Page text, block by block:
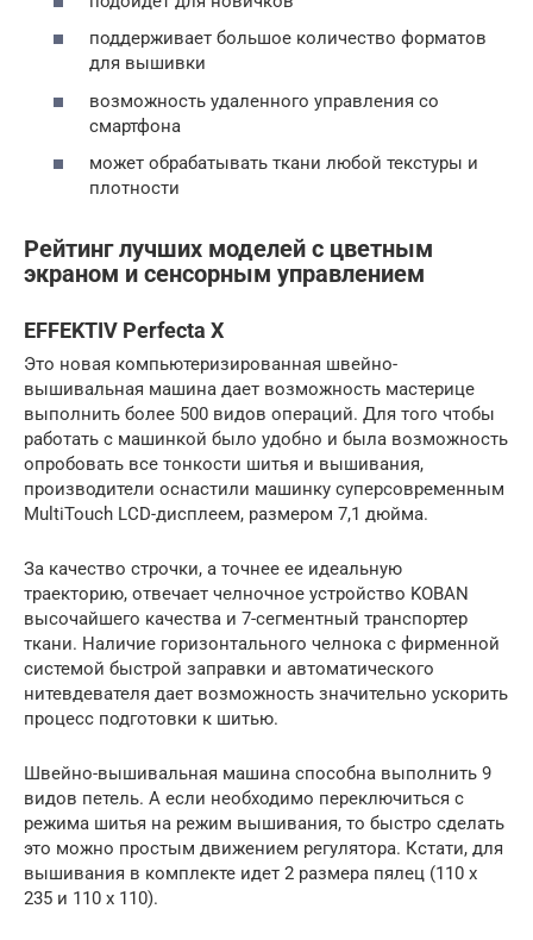
поддерживает большое количество форматов
для вышивки
возможность удаленного управления со
смартфона
может обрабатывать ткани любой текстуры и
плотности
Рейтинг лучших моделей с цветным
экраном и сенсорным управлением
EFFEKTIV Perfecta X
Это новая компьютеризированная швейно-
вышивальная машина дает возможность мастерице
выполнить более 500 видов операций. Для того чтобы
работать с машинкой было удобно и была возможность
опробовать все тонкости шитья и вышивания,
производители оснастили машинку суперсовременным
MultiTouch LCD-дисплеем, размером 7,1 дюйма.
За качество строчки, а точнее ее идеальную
траекторию, отвечает челночное устройство KOBAN
высочайшего качества и 7-сегментный транспортер
ткани. Наличие горизонтального челнока с фирменной
системой быстрой заправки и автоматического
нитевдевателя дает возможность значительно ускорить
процесс подготовки к шитью.
Швейно-вышивальная машина способна выполнить 9
видов петель. А если необходимо переключиться с
режима шитья на режим вышивания, то быстро сделать
это можно простым движением регулятора. Кстати, для
вышивания в комплекте идет 2 размера пялец (110 х
235 и 110 х 110).